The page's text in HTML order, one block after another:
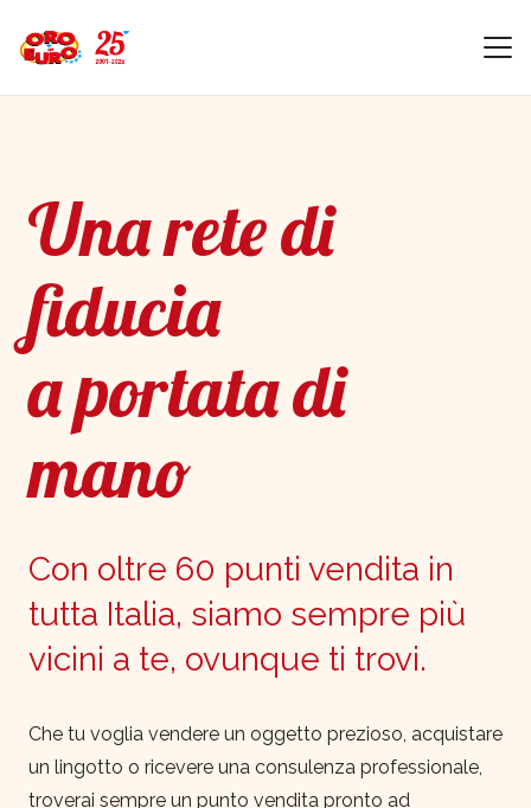
Una rete di
fiducia
a portata di
mano
Con oltre 60 punti vendita in
tutta Italia, siamo sempre più
vicini a te, ovunque ti trovi.
Che tu voglia vendere un oggetto prezioso, acquistare
un lingotto o ricevere una consulenza professionale,
troverai sempre un punto vendita pronto ad